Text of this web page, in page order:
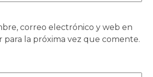
correo electrónico y web en
para la próxima vez que comente.